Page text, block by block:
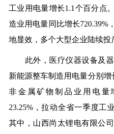
工业用电量增长1.1个百分点
造业用电量同比增长720.39%
地显效，多个大型企业陆续投
此外，医疗仪器设备及器
新能源整车制造用电量分别增
非金属矿物制品业用电量
23.25%，拉动全省一季度工
其中，山西尚太锂电有限公